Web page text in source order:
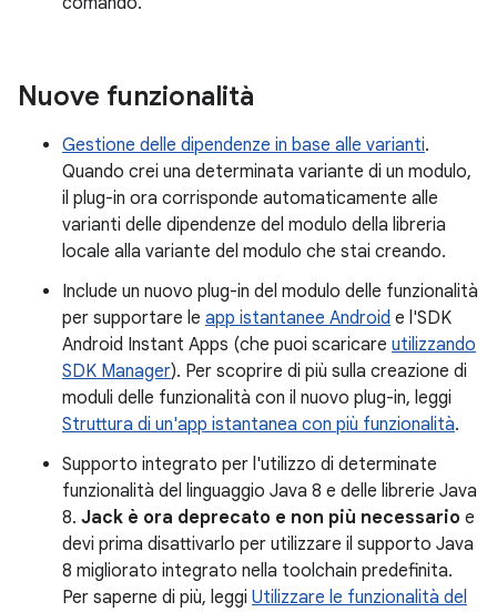
Nuove funzionalità
Gestione delle dipendenze in base alle varianti.
Quando crei una determinata variante di un modulo,
il plug-in ora corrisponde automaticamente alle
varianti delle dipendenze del modulo della libreria
locale alla variante del modulo che stai creando.
Include un nuovo plug-in del modulo delle funzionalità
per supportare le app istantanee Android e l'SDK
Android Instant Apps (che puoi scaricare utilizzando
SDK Manager). Per scoprire di più sulla creazione di
moduli delle funzionalità con il nuovo plug-in, leggi
Struttura di un'app istantanea con più funzionalità.
Supporto integrato per l'utilizzo di determinate
funzionalità del linguaggio Java 8 e delle librerie Java
8. Jack è ora deprecato e non più necessario e
devi prima disattivarlo per utilizzare il supporto Java
8 migliorato integrato nella toolchain predefinita.
Per saperne di più, leggi Utilizzare le funzionalità del